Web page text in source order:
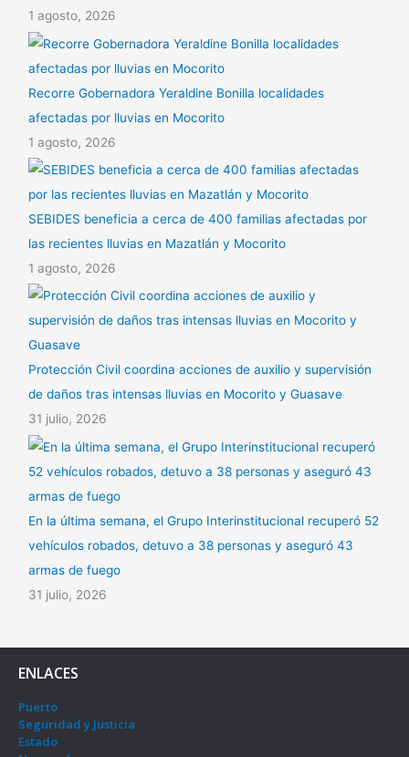
1 agosto, 2026
Recorre Gobernadora Yeraldine Bonilla localidades
afectadas por lluvias en Mocorito
1 agosto, 2026
SEBIDES beneficia a cerca de 400 familias afectadas por
las recientes lluvias en Mazatlán y Mocorito
1 agosto, 2026
Protección Civil coordina acciones de auxilio y supervisión
de daños tras intensas lluvias en Mocorito y Guasave
31 julio, 2026
En la última semana, el Grupo Interinstitucional recuperó 52
vehículos robados, detuvo a 38 personas y aseguró 43
armas de fuego
31 julio, 2026
ENLACES
Puerto
Seguridad y Justicia
Estado